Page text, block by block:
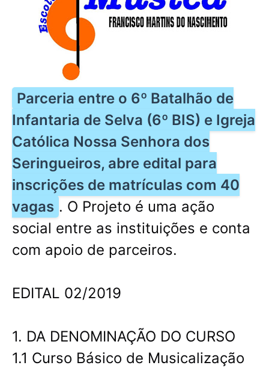
Parceria entre o 6º Batalhão de
Infantaria de Selva (6º BIS) e Igreja
Católica Nossa Senhora dos
Seringueiros, abre edital para
inscrições de matrículas com 40
vagas . O Projeto é uma ação
social entre as instituições e conta
com apoio de parceiros.
EDITAL 02/2019
1. DA DENOMINAÇÃO DO CURSO
1.1 Curso Básico de Musicalização